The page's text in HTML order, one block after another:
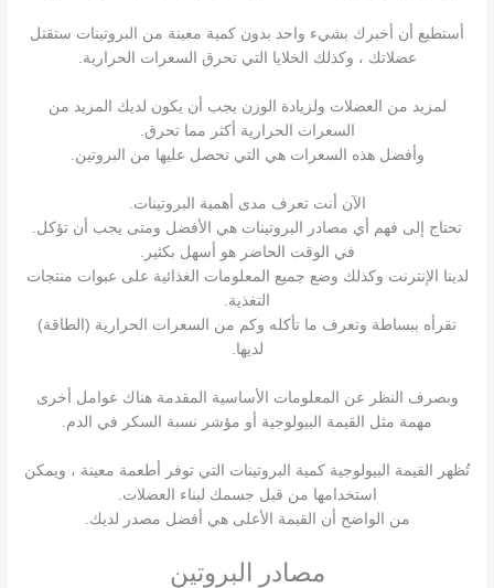
أستطيع أن أخبرك بشيء واحد بدون كمية معينة من البروتينات ستقتل
عضلاتك ، وكذلك الخلايا التي تحرق السعرات الحرارية.
لمزيد من العضلات ولزيادة الوزن يجب أن يكون لديك المزيد من
السعرات الحرارية أكثر مما تحرق.
وأفضل هذه السعرات هي التي تحصل عليها من البروتين.
الآن أنت تعرف مدى أهمية البروتينات.
تحتاج إلى فهم أي مصادر البروتينات هي الأفضل ومتى يجب أن تؤكل.
في الوقت الحاضر هو أسهل بكثير.
لدينا الإنترنت وكذلك وضع جميع المعلومات الغذائية على عبوات منتجات
التغذية.
تقرأه ببساطة وتعرف ما تأكله وكم من السعرات الحرارية (الطاقة)
لديها.
وبصرف النظر عن المعلومات الأساسية المقدمة هناك عوامل أخرى
مهمة مثل القيمة البيولوجية أو مؤشر نسبة السكر في الدم.
تُظهر القيمة البيولوجية كمية البروتينات التي توفر أطعمة معينة ، ويمكن
استخدامها من قبل جسمك لبناء العضلات.
من الواضح أن القيمة الأعلى هي أفضل مصدر لديك.
مصادر البروتين